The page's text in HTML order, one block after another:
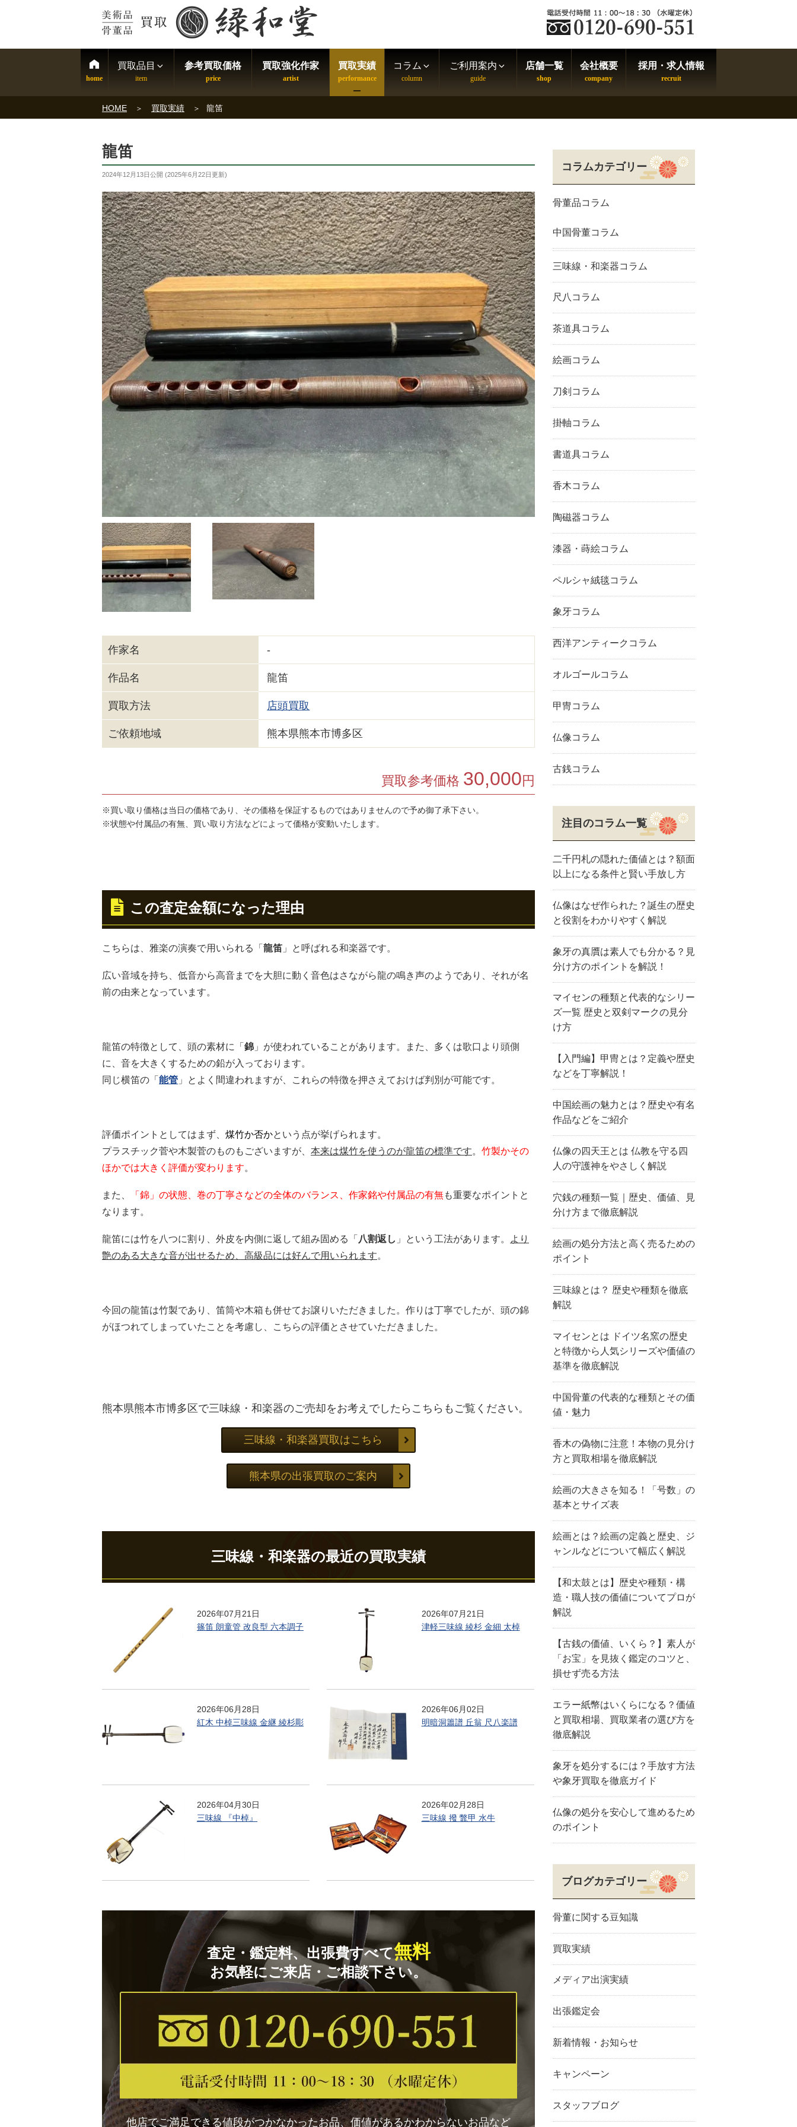
買取品目 参考買取価格 買取強化作家 買取実績 コラム ご利用案内 店舗一覧 会社概要 採用・求人情報
HOME 買取実績 龍笛
龍笛
2024年12月13日公開 (2025年6月22日更新)
作家名 -
作品名 龍笛
買取方法 店頭買取
ご依頼地域 熊本県熊本市博多区
買取参考価格 30,000 円
※買い取り価格は当日の価格であり、その価格を保証するものではありませんので予め御了承下さい。
※状態や付属品の有無、買い取り方法などによって価格が変動いたします。
この査定金額になった理由
こちらは、雅楽の演奏で用いられる「 龍笛 」と呼ばれる和楽器です。
広い音域を持ち、低音から高音までを大胆に動く音色はさながら龍の鳴き声のようであり、それが名
前の由来となっています。
龍笛の特徴として、頭の素材に「 錦 」が使われていることがあります。また、多くは歌口より頭側
に、音を大きくするための鉛が入っております。
同じ横笛の「 能管 」とよく間違われますが、これらの特徴を押さえておけば判別が可能です。
評価ポイントとしてはまず、 煤竹か否かという点が挙げられます。
プラスチック菅や木製菅のものもございますが、 本来は煤竹を使うのが龍笛の標準です。 竹製かその
ほかでは大きく評価が変わります。
また、 「錦」の状態、巻の丁寧さなどの全体のバランス、作家銘や付属品の有無も重要なポイントと
なります。
龍笛には竹を八つに割り、外皮を内側に返して組み固める「 八割返し 」という工法があります。
より
艶のある大きな音が出せるため、高級品には好んで用いられます。
今回の龍笛は竹製であり、笛筒や木箱も併せてお譲りいただきました。作りは丁寧でしたが、頭の錦
がほつれてしまっていたことを考慮し、こちらの評価とさせていただきました。
熊本県熊本市博多区で三味線・和楽器のご売却をお考えでしたらこちらもご覧ください。
三味線・和楽器買取はこちら
熊本県の出張買取のご案内
三味線・和楽器の最近の買取実績
2026年07月21日
篠笛 朗童管 改良型 六本調子
2026年07月21日
津軽三味線 綾杉 金細 太棹
2026年06月28日
紅木 中棹三味線 金継 綾杉彫
2026年06月02日
明暗洞簫譜 丘翁 尺八楽譜
2026年04月30日
三味線 『中棹』
2026年02月28日
三味線 撥 鼈甲 水牛
査定・鑑定料、出張費すべて無料
お気軽にご来店・ご相談下さい。
他店でご満足できる値段がつかなかったお品、価値があるかわからないお品など
コラムカテゴリー
骨董品コラム
中国骨董コラム
三味線・和楽器コラム
尺八コラム
茶道具コラム
絵画コラム
刀剣コラム
掛軸コラム
書道具コラム
香木コラム
陶磁器コラム
漆器・蒔絵コラム
ペルシャ絨毯コラム
象牙コラム
西洋アンティークコラム
オルゴールコラム
甲冑コラム
仏像コラム
古銭コラム
注目のコラム一覧
二千円札の隠れた価値とは？額面
以上になる条件と賢い手放し方
仏像はなぜ作られた？誕生の歴史
と役割をわかりやすく解説
象牙の真贋は素人でも分かる？見
分け方のポイントを解説！
マイセンの種類と代表的なシリー
ズ一覧 歴史と双剣マークの見分
け方
【入門編】甲冑とは？定義や歴史
などを丁寧解説！
中国絵画の魅力とは？歴史や有名
作品などをご紹介
仏像の四天王とは 仏教を守る四
人の守護神をやさしく解説
穴銭の種類一覧｜歴史、価値、見
分け方まで徹底解説
絵画の処分方法と高く売るための
ポイント
三味線とは？ 歴史や種類を徹底
解説
マイセンとは ドイツ名窯の歴史
と特徴から人気シリーズや価値の
基準を徹底解説
中国骨董の代表的な種類とその価
値・魅力
香木の偽物に注意！本物の見分け
方と買取相場を徹底解説
絵画の大きさを知る！「号数」の
基本とサイズ表
絵画とは？絵画の定義と歴史、ジ
ャンルなどについて幅広く解説
【和太鼓とは】歴史や種類・構
造・職人技の価値についてプロが
解説
【古銭の価値、いくら？】素人が
「お宝」を見抜く鑑定のコツと、
損せず売る方法
エラー紙幣はいくらになる？価値
と買取相場、買取業者の選び方を
徹底解説
象牙を処分するには？手放す方法
や象牙買取を徹底ガイド
仏像の処分を安心して進めるため
のポイント
ブログカテゴリー
骨董に関する豆知識
買取実績
メディア出演実績
出張鑑定会
新着情報・お知らせ
キャンペーン
スタッフブログ